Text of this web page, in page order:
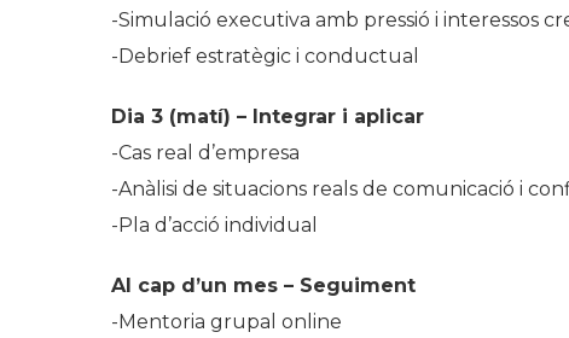
-Simulació executiva amb pressió i interessos
-Debrief estratègic i conductual
Dia 3 (matí) – Integrar i aplicar
-Cas real d’empresa
-Anàlisi de situacions reals de comunicació i
-Pla d’acció individual
Al cap d’un mes – Seguiment
-Mentoria grupal online